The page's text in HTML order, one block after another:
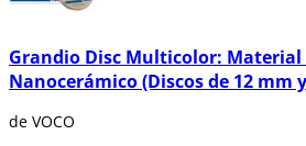
Grandio Disc Multicolor:
Nanocerámico (Discos de 12 mm
de VOCO